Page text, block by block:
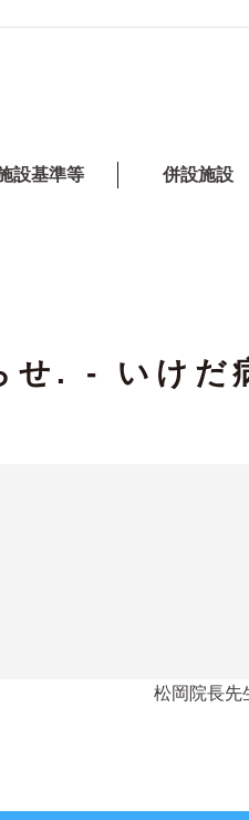
設基準等 併設施設
せ. - いけだ
松岡院長先